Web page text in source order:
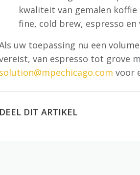
kwaliteit van gemalen
fine, cold brew, espresso en
uw toepassing nu een
van espresso tot grove
solution@mpechicago.com voor
DEEL DIT ARTIKEL